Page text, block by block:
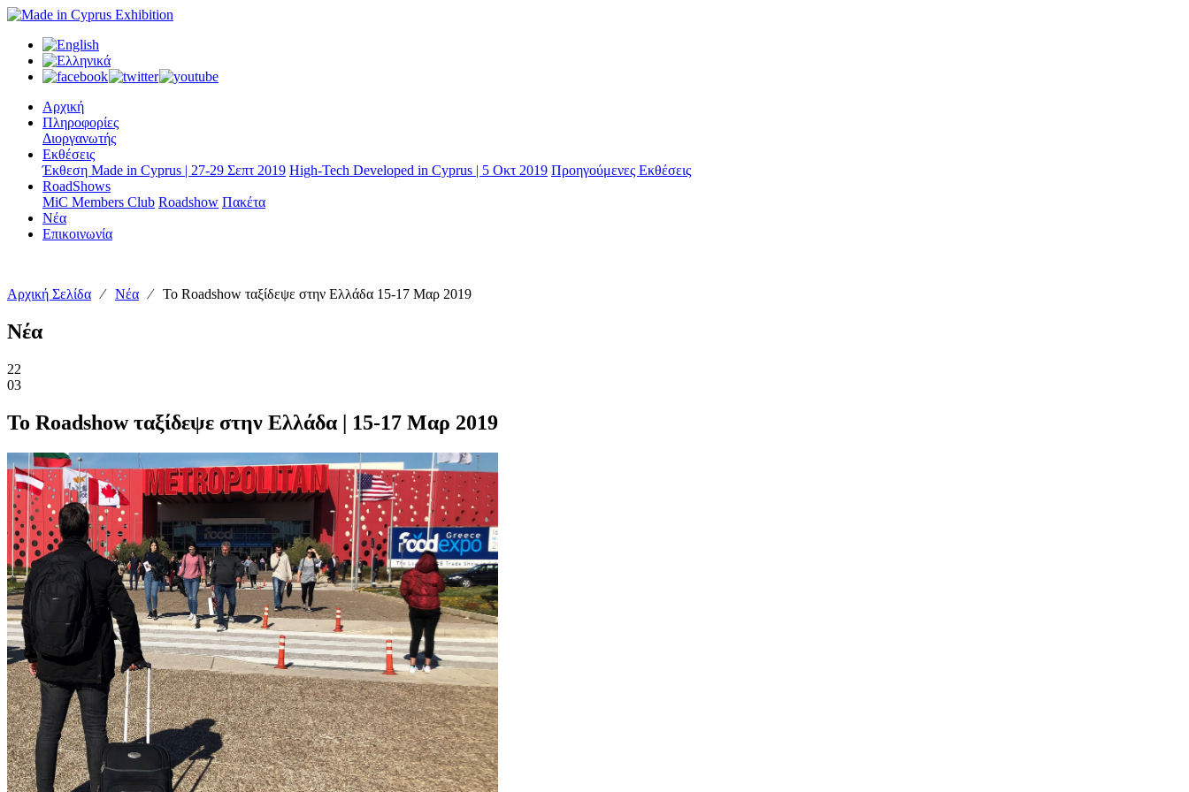
Αρχική
Πληροφορίες
Διοργανωτής
Εκθέσεις
Έκθεση Made in Cyprus | 27-29 Σεπτ 2019 High-Tech Developed in Cyprus | 5 Οκτ 2019 Προηγούμενες Εκθέσεις
RoadShows
MiC Members Club Roadshow Πακέτα
Νέα
Επικοινωνία
Αρχική Σελίδα ⁄ Νέα ⁄ Το Roadshow ταξίδεψε στην Ελλάδα 15-17 Μαρ 2019
Νέα
22
03
Το Roadshow ταξίδεψε στην Ελλάδα | 15-17 Μαρ 2019